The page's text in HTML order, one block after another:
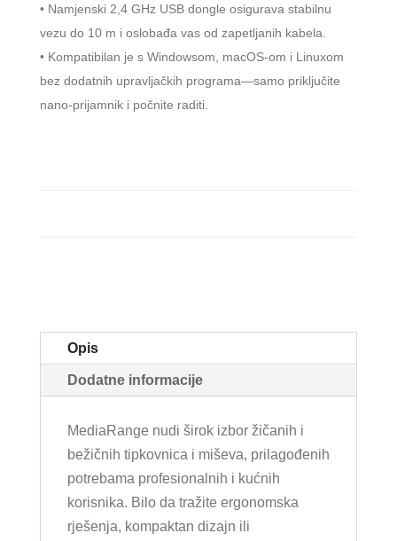
• Namjenski 2,4 GHz USB dongle osigurava stabilnu
vezu do 10 m i oslobađa vas od zapetljanih kabela.
• Kompatibilan je s Windowsom, macOS-om i Linuxom
bez dodatnih upravljačkih programa—samo priključite
nano-prijamnik i počnite raditi.
Opis
Dodatne informacije
MediaRange nudi širok izbor žičanih i
bežičnih tipkovnica i miševa, prilagođenih
potrebama profesionalnih i kućnih
korisnika. Bilo da tražite ergonomska
rješenja, kompaktan dizajn ili